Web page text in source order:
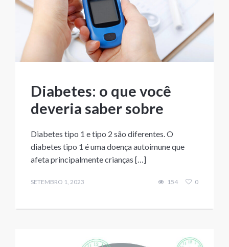
Diabetes: o que você
deveria saber sobre
Diabetes tipo 1 e tipo 2 são diferentes. O
diabetes tipo 1 é uma doença autoimune que
afeta principalmente crianças […]
SETEMBRO 1, 2023 154 0